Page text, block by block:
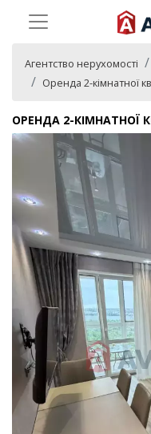
Агентство нерухомості
Оренда 2-кімнатної
ОРЕНДА 2-КІМНАТНОЇ